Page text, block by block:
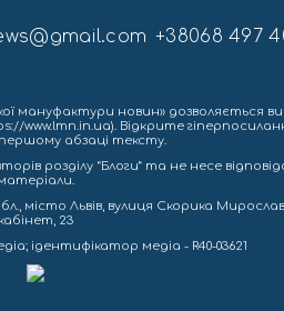
+38068 497
мануфактури новин» дозволяється
www.lmn.in.ua). Відкрите
абзаці тексту.
розділу “Блоги” та не несе
місто Львів, вулиця Скорика
кабінет, 23
ідентифікатор медіа - R40-03621